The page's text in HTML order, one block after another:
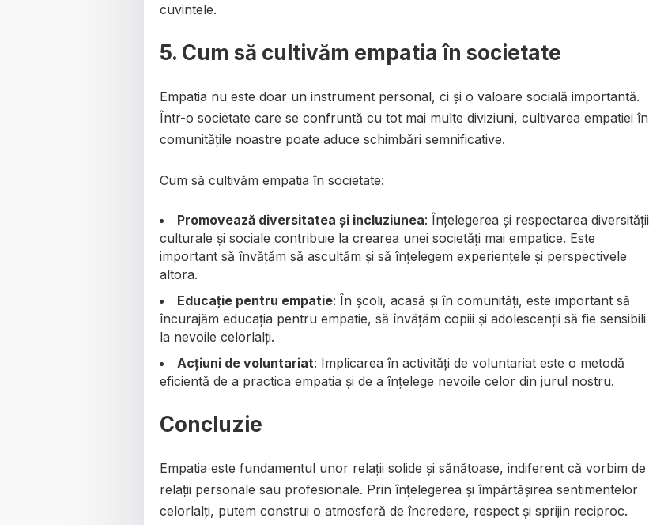
cuvintele.
5. Cum să cultivăm empatia în societate
Empatia nu este doar un instrument personal, ci și o valoare socială importantă.
Într-o societate care se confruntă cu tot mai multe diviziuni, cultivarea empatiei în
comunitățile noastre poate aduce schimbări semnificative.
Cum să cultivăm empatia în societate:
Promovează diversitatea și incluziunea: Înțelegerea și respectarea diversității
culturale și sociale contribuie la crearea unei societăți mai empatice. Este
important să învățăm să ascultăm și să înțelegem experiențele și perspectivele
altora.
Educație pentru empatie: În școli, acasă și în comunități, este important să
încurajăm educația pentru empatie, să învățăm copiii și adolescenții să fie sensibili
la nevoile celorlalți.
Acțiuni de voluntariat: Implicarea în activități de voluntariat este o metodă
eficientă de a practica empatia și de a înțelege nevoile celor din jurul nostru.
Concluzie
Empatia este fundamentul unor relații solide și sănătoase, indiferent că vorbim de
relații personale sau profesionale. Prin înțelegerea și împărtășirea sentimentelor
celorlalți, putem construi o atmosferă de încredere, respect și sprijin reciproc.